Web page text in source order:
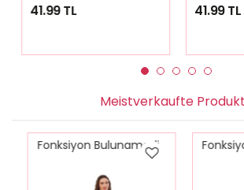
41.99 TL 41.99 TL
Meistverkaufte
Fonksiyon Bulunamadi